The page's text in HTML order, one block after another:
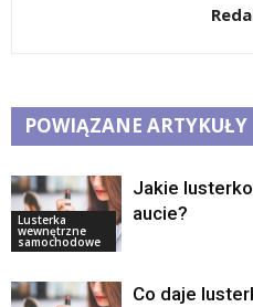
POWIĄZANE ARTYKUŁY
Lusterka
wewnętrzne
samochodowe
Jakie
aucie?
Co daje